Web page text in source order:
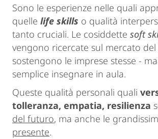
Sono le esperienze nelle quali
quelle life skills o qualità
tanto cruciali. Le cosiddette soft
vengono ricercate sul mercato
sostengono le imprese stesse -
semplice insegnare in aula.
Queste qualità personali quali
tolleranza, empatia, resilienza
del futuro, ma anche le
presente.